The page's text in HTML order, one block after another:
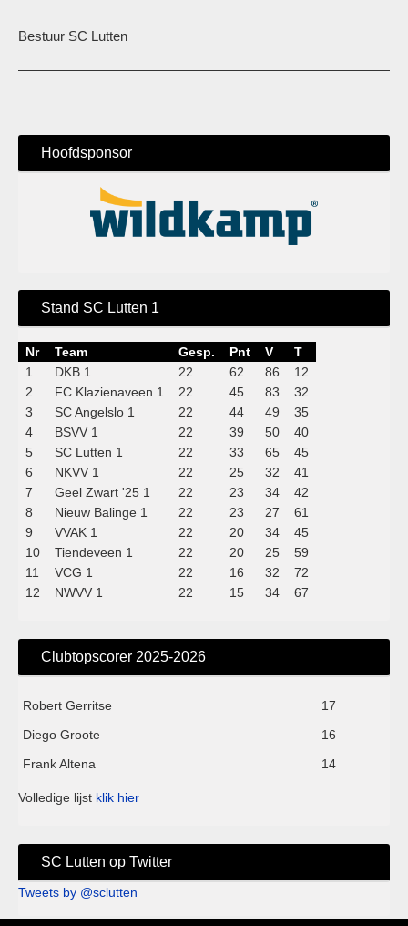
Bestuur SC Lutten
Hoofdsponsor
Stand SC Lutten 1
Nr Team Gesp. Pnt V
T
1
DKB 1 22 62 86
12
2
FC Klazienaveen 1 22 45 83
32
3
SC Angelslo 1 22 44 49
35
4
BSVV 1 22 39 50
40
5
SC Lutten 1 22 33 65
45
6
NKVV 1 22 25 32
41
7
Geel Zwart '25 1 22 23 34
42
8
Nieuw Balinge 1 22 23 27
61
9
VVAK 1 22 20 34
45
10
Tiendeveen 1 22 20 25
59
11
VCG 1 22 16 32
72
12
NWVV 1 22 15 34 67
Clubtopscorer 2025-2026
Robert Gerritse
17
Diego Groote
16
Frank Altena
14
Volledige lijst klik hier
SC Lutten op Twitter
Tweets by @sclutten